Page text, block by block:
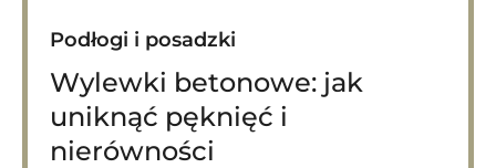
Podłogi i posadzki
Wylewki betonowe: jak
uniknąć pęknięć i
nierówności